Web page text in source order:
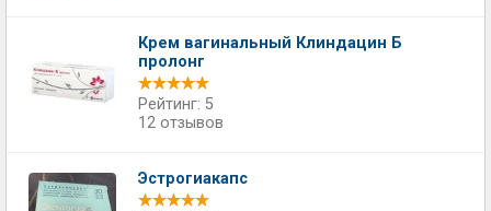
Крем вагинальный Клиндацин Б
пролонг
Рейтинг: 5
12 отзывов
Эстрогиакапс